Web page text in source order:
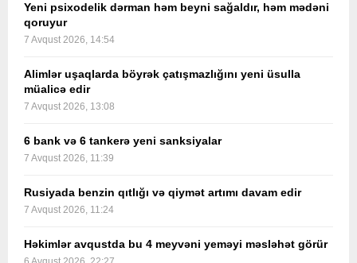
Yeni psixodelik dərman həm beyni sağaldır, həm mədəni
qoruyur
7 Avqust 2026, 14:54
Alimlər uşaqlarda böyrək çatışmazlığını yeni üsulla
müalicə edir
7 Avqust 2026, 13:08
6 bank və 6 tankerə yeni sanksiyalar
7 Avqust 2026, 11:39
Rusiyada benzin qıtlığı və qiymət artımı davam edir
7 Avqust 2026, 11:24
Həkimlər avqustda bu 4 meyvəni yeməyi məsləhət görür